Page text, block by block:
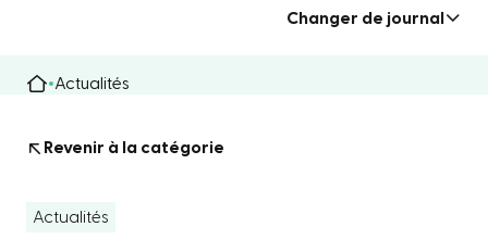
Changer de journal
Actualités
Revenir à la catégorie
Actualités